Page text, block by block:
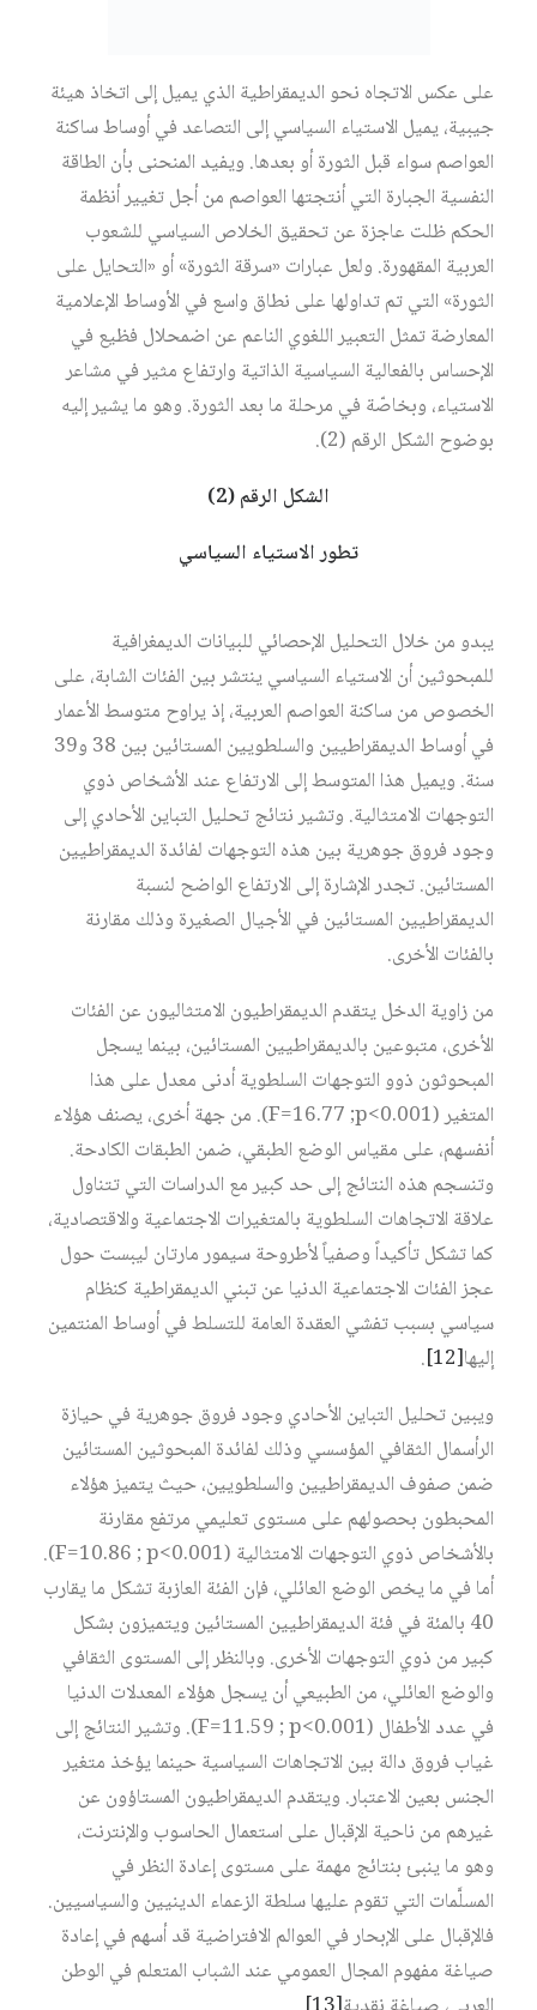
الإحساس بالفعالية السياسية الذاتية وارتفاع مثير في مشاعر
الاستياء، وبخاصّة في مرحلة ما بعد الثورة. وهو ما يشير إليه
بوضوح الشكل الرقم (2).
الشكل الرقم (2)
تطور الاستياء السياسي
يبدو من خلال التحليل الإحصائي للبيانات الديمغرافية
للمبحوثين أن الاستياء السياسي ينتشر بين الفئات الشابة، على
الخصوص من ساكنة العواصم العربية، إذ يراوح متوسط الأعمار
سنة. ويميل هذا المتوسط إلى الارتفاع عند الأشخاص ذوي
التوجهات الامتثالية. وتشير نتائج تحليل التباين الأحادي إلى
وجود فروق جوهرية بين هذه التوجهات لفائدة الديمقراطيين
الديمقراطيين المستائين في الأجيال الصغيرة وذلك مقارنة
بالفئات الأخرى.
من زاوية الدخل يتقدم الديمقراطيون الامتثاليون عن الفئات
الأخرى، متبوعين بالديمقراطيين المستائين، بينما يسجل
المبحوثون ذوو التوجهات السلطوية أدنى معدل على هذا
المتغير (F=16.77 ;p<0.001). من جهة أخرى، يصنف هؤلاء
أنفسهم، على مقياس الوضع الطبقي، ضمن الطبقات الكادحة.
وتنسجم هذه النتائج إلى حد كبير مع الدراسات التي تتناول
علاقة الاتجاهات السلطوية بالمتغيرات الاجتماعية والاقتصادية،
كما تشكل تأكيداً وصفياً لأطروحة سيمور مارتان ليبست حول
عجز الفئات الاجتماعية الدنيا عن تبني الديمقراطية كنظام
سياسي بسبب تفشي العقدة العامة للتسلط في أوساط المنتمين
إليها‏[12]
.
ويبين تحليل التباين الأحادي وجود فروق جوهرية في حيازة
الرأسمال الثقافي المؤسسي وذلك لفائدة المبحوثين المستائين
ضمن صفوف الديمقراطيين والسلطويين، حيث يتميز هؤلاء
المحبطون بحصولهم على مستوى تعليمي مرتفع مقارنة
أما في ما يخص الوضع العائلي، فإن الفئة العازبة تشكل ما يقارب
40 بالمئة في فئة الديمقراطيين المستائين ويتميزون بشكل
كبير من ذوي التوجهات الأخرى. وبالنظر إلى المستوى الثقافي
والوضع العائلي، من الطبيعي أن يسجل هؤلاء المعدلات الدنيا
في عدد الأطفال (F=11.59 ; p<0.001). وتشير النتائج إلى
غياب فروق دالة بين الاتجاهات السياسية حينما يؤخذ متغير
الجنس بعين الاعتبار. ويتقدم الديمقراطيون المستاؤون عن
غيرهم من ناحية الإقبال على استعمال الحاسوب والإنترنت،
وهو ما ينبئ بنتائج مهمة على مستوى إعادة النظر في
المسلَّمات التي تقوم عليها سلطة الزعماء الدينيين والسياسيين.
فالإقبال على الإبحار في العوالم الافتراضية قد أسهم في إعادة
صياغة مفهوم المجال العمومي عند الشباب المتعلم في الوطن
العربي، صياغة نقدية‏[13]
.
يبدو أن العوامل الديمغرافية المساعدة على التعبئة السياسية في
العواصم العربية تنعقد بالدرجة الأولى، لفائدة الأشخاص ذوي
التوجهات الديمقراطية المستاءة، متبوعين على التوالي
بالسلطويين المستائين والديمقراطيين الامتثاليين، بينما يحتل
السلطويون الامتثاليون الدرجة الأخيرة. ويتضح أن الخصائص
الديمغرافية التي كشف عنها تحليل المعطيات، تنسجم مع
الخصائص المميزة للديمقراطيين المستائين في سياقات ثقافية